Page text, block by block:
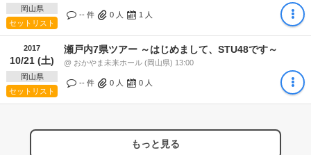
岡山県
セットリスト
-- 件 0 人 1 人
2017
10/21 (土)
岡山県
セットリスト
瀬戸内7県ツアー ～はじめまして、STU48です～
@ おかやま未来ホール (岡山県) 13:00
-- 件 0 人 0 人
もっと見る